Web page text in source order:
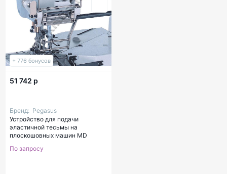
+ 776 бонусов
51 742 р
Бренд: Pegasus
Устройство для подачи
эластичной тесьмы на
плоскошовных машин MD
По запросу